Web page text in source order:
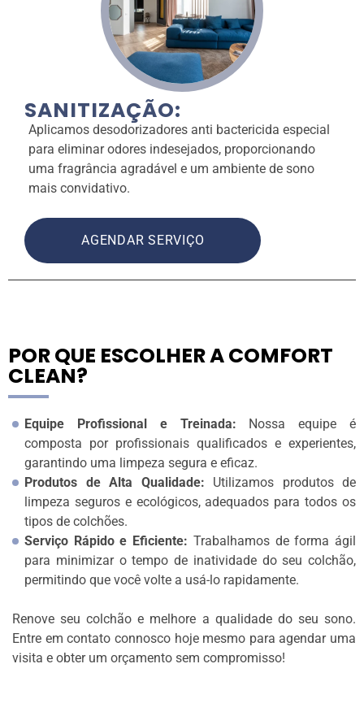
SANITIZAÇÃO:
Aplicamos desodorizadores anti bactericida especial
para eliminar odores indesejados, proporcionando
uma fragrância agradável e um ambiente de sono
mais convidativo.
AGENDAR SERVIÇO
POR QUE ESCOLHER A COMFORT
CLEAN?
Equipe Profissional e Treinada: Nossa equipe é
composta por profissionais qualificados e experientes,
garantindo uma limpeza segura e eficaz.
Produtos de Alta Qualidade: Utilizamos produtos de
limpeza seguros e ecológicos, adequados para todos os
tipos de colchões.
Serviço Rápido e Eficiente: Trabalhamos de forma ágil
para minimizar o tempo de inatividade do seu colchão,
permitindo que você volte a usá-lo rapidamente.
Renove seu colchão e melhore a qualidade do seu sono.
Entre em contato connosco hoje mesmo para agendar uma
visita e obter um orçamento sem compromisso!